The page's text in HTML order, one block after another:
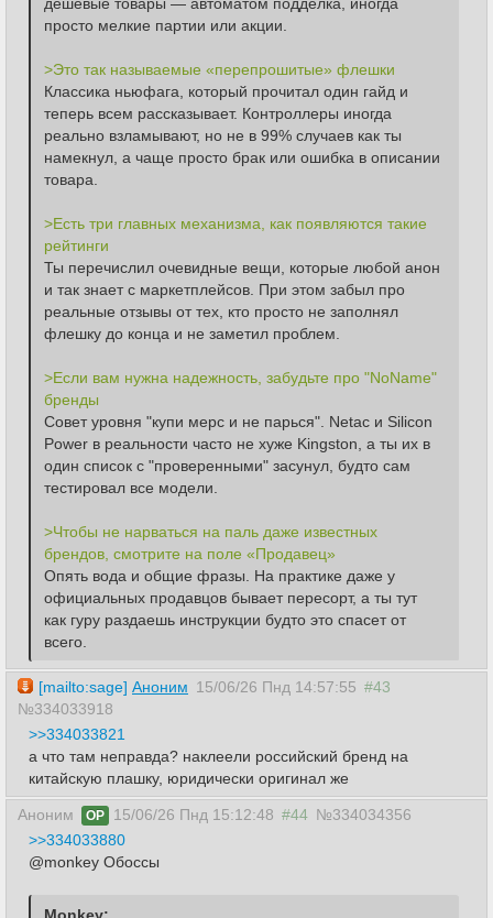
просто мелкие партии или акции.
>Это так называемые «перепрошитые» флешки
Классика ньюфага, который прочитал один гайд и
теперь всем рассказывает. Контроллеры иногда
реально взламывают, но не в 99% случаев как ты
намекнул, а чаще просто брак или ошибка в описании
товара.
>Есть три главных механизма, как появляются такие
рейтинги
Ты перечислил очевидные вещи, которые любой анон
и так знает с маркетплейсов. При этом забыл про
реальные отзывы от тех, кто просто не заполнял
флешку до конца и не заметил проблем.
>Если вам нужна надежность, забудьте про "NoName"
бренды
Совет уровня "купи мерс и не парься". Netac и Silicon
Power в реальности часто не хуже Kingston, а ты их в
один список с "проверенными" засунул, будто сам
тестировал все модели.
>Чтобы не нарваться на паль даже известных
брендов, смотрите на поле «Продавец»
Опять вода и общие фразы. На практике даже у
официальных продавцов бывает пересорт, а ты тут
как гуру раздаешь инструкции будто это спасет от
всего.
[mailto:sage] Аноним 15/06/26 Пнд 14:57:55 #43
№334033918
>>334033821
а что там неправда? наклеели российский бренд на
китайскую плашку, юридически оригинал же
Аноним OP 15/06/26 Пнд 15:12:48 #44 №334034356
>>334033880
@monkey Обоссы